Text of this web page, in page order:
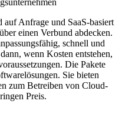
Anfrage und SaaS-basiert
einen Verbund abdecken.
schnell und
wenn Kosten entstehen,
Die Pakete
Sie bieten
zum Betreiben von Cloud-
Preis.